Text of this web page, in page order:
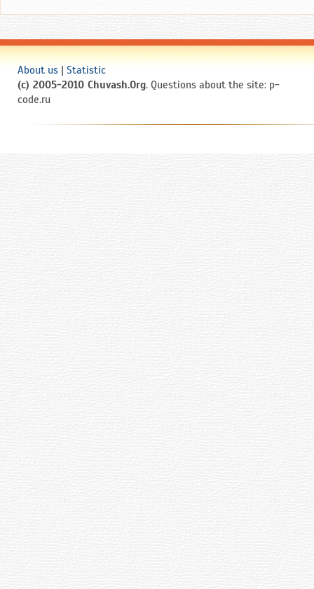
About us | Statistic
(c) 2005-2010 Chuvash.Org. Questions about the site: p-
code.ru